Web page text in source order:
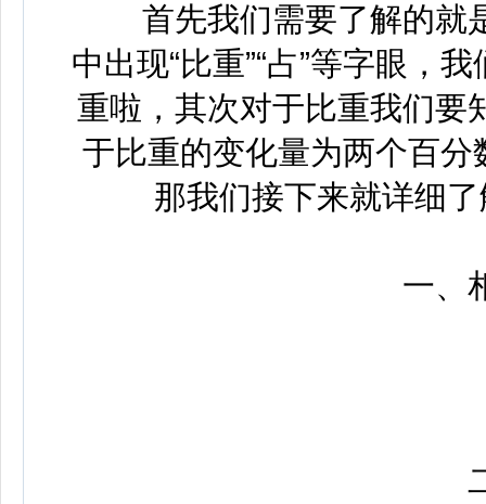
首先我们需要了解的就
中出现“比重”“占”等字眼，
重啦，其次对于比重我们要
于比重的变化量为两个百分
那我们接下来就详细
一、相
二